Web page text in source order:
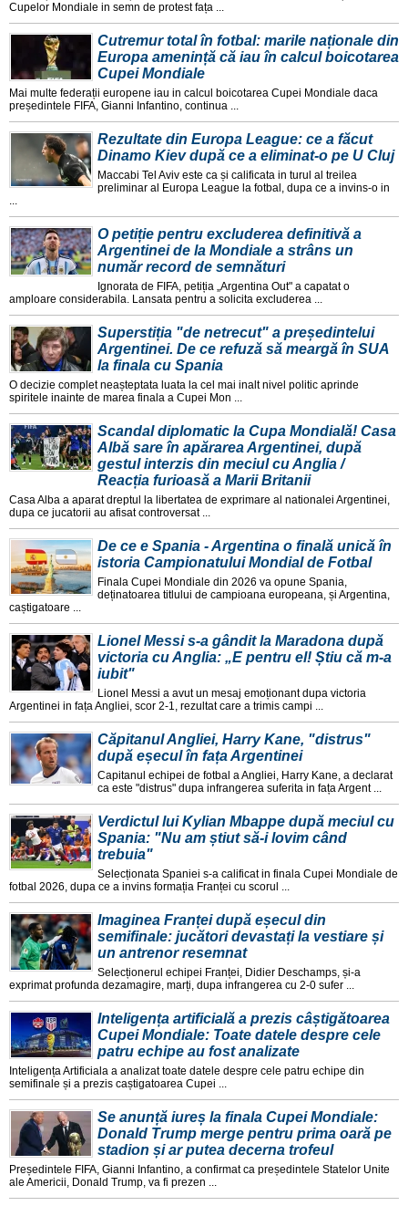
Cupelor Mondiale in semn de protest fața ...
Cutremur total în fotbal: marile naționale din
Europa amenință că iau în calcul boicotarea
Cupei Mondiale
Mai multe federații europene iau in calcul boicotarea Cupei Mondiale daca
președintele FIFA, Gianni Infantino, continua ...
Rezultate din Europa League: ce a făcut
Dinamo Kiev după ce a eliminat-o pe U Cluj
Maccabi Tel Aviv este ca și calificata in turul al treilea
preliminar al Europa League la fotbal, dupa ce a invins-o in
...
O petiție pentru excluderea definitivă a
Argentinei de la Mondiale a strâns un
număr record de semnături
Ignorata de FIFA, petiția „Argentina Out" a capatat o
amploare considerabila. Lansata pentru a solicita excluderea ...
Superstiția "de netrecut" a președintelui
Argentinei. De ce refuză să meargă în SUA
la finala cu Spania
O decizie complet neașteptata luata la cel mai inalt nivel politic aprinde
spiritele inainte de marea finala a Cupei Mon ...
Scandal diplomatic la Cupa Mondială! Casa
Albă sare în apărarea Argentinei, după
gestul interzis din meciul cu Anglia /
Reacția furioasă a Marii Britanii
Casa Alba a aparat dreptul la libertatea de exprimare al nationalei Argentinei,
dupa ce jucatorii au afisat controversat ...
De ce e Spania - Argentina o finală unică în
istoria Campionatului Mondial de Fotbal
Finala Cupei Mondiale din 2026 va opune Spania,
deținatoarea titlului de campioana europeana, și Argentina,
caștigatoare ...
Lionel Messi s-a gândit la Maradona după
victoria cu Anglia: „E pentru el! Știu că m-a
iubit"
Lionel Messi a avut un mesaj emoționant dupa victoria
Argentinei in fața Angliei, scor 2-1, rezultat care a trimis campi ...
Căpitanul Angliei, Harry Kane, "distrus"
după eșecul în fața Argentinei
Capitanul echipei de fotbal a Angliei, Harry Kane, a declarat
ca este "distrus" dupa infrangerea suferita in fața Argent ...
Verdictul lui Kylian Mbappe după meciul cu
Spania: "Nu am știut să-i lovim când
trebuia"
Selecționata Spaniei s-a calificat in finala Cupei Mondiale de
fotbal 2026, dupa ce a invins formația Franței cu scorul ...
Imaginea Franței după eșecul din
semifinale: jucători devastați la vestiare și
un antrenor resemnat
Selecționerul echipei Franței, Didier Deschamps, și-a
exprimat profunda dezamagire, marți, dupa infrangerea cu 2-0 sufer ...
Inteligența artificială a prezis câștigătoarea
Cupei Mondiale: Toate datele despre cele
patru echipe au fost analizate
Inteligența Artificiala a analizat toate datele despre cele patru echipe din
semifinale și a prezis caștigatoarea Cupei ...
Se anunță iureș la finala Cupei Mondiale:
Donald Trump merge pentru prima oară pe
stadion și ar putea decerna trofeul
Președintele FIFA, Gianni Infantino, a confirmat ca președintele Statelor Unite
ale Americii, Donald Trump, va fi prezen ...